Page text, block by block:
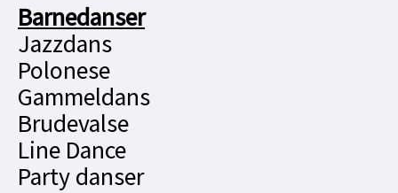
Barnedanser
Jazzdans
Polonese
Gammeldans
Brudevalse
Line Dance
Party danser